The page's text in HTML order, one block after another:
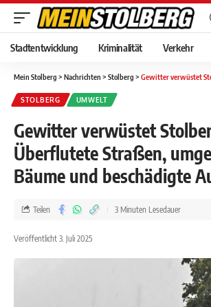
Stadtentwicklung Kriminalität Verkehr
Mein Stolberg > Nachrichten > Stolberg > Gewitter verwüstet Stolberg: Überflutete
STOLBERG UMWELT
Gewitter verwüstet
Überflutete Straßen,
Bäume und beschädigte
Veröffentlicht 3. Juli 2025
Teilen 3 Minuten Lesedauer